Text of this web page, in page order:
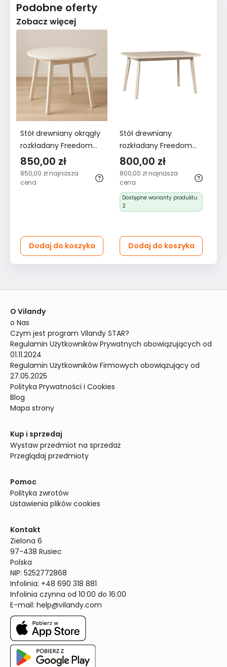
Podobne oferty
Zobacz więcej
Stół drewniany okrągły
rozkładany Freedom
Kaszmir 100/130 cm
850,00 zł
850,00 zł najniższa
cena
Dodaj do koszyka
Stół drewniany
rozkładany Freedom
Kaszmir 140/180 cm
800,00 zł
800,00 zł najniższa
cena
Dostępne warianty produktu:
2
Dodaj do koszyka
O Vilandy
o Nas
Czym jest program Vilandy STAR?
Regulamin Użytkowników Prywatnych obowiązujących od
01.11.2024
Regulamin Użytkowników Firmowych obowiązujący od
27.05.2025
Polityka Prywatności i Cookies
Blog
Mapa strony
Kup i sprzedaj
Wystaw przedmiot na sprzedaż
Przeglądaj przedmioty
Pomoc
Polityka zwrotów
Ustawienia plików cookies
Kontakt
Zielona 6
97-438 Rusiec
Polska
NIP: 5252772868
Infolinia: +48 690 318 881
Infolinia czynna od 10:00 do 16:00
E-mail: help@vilandy.com